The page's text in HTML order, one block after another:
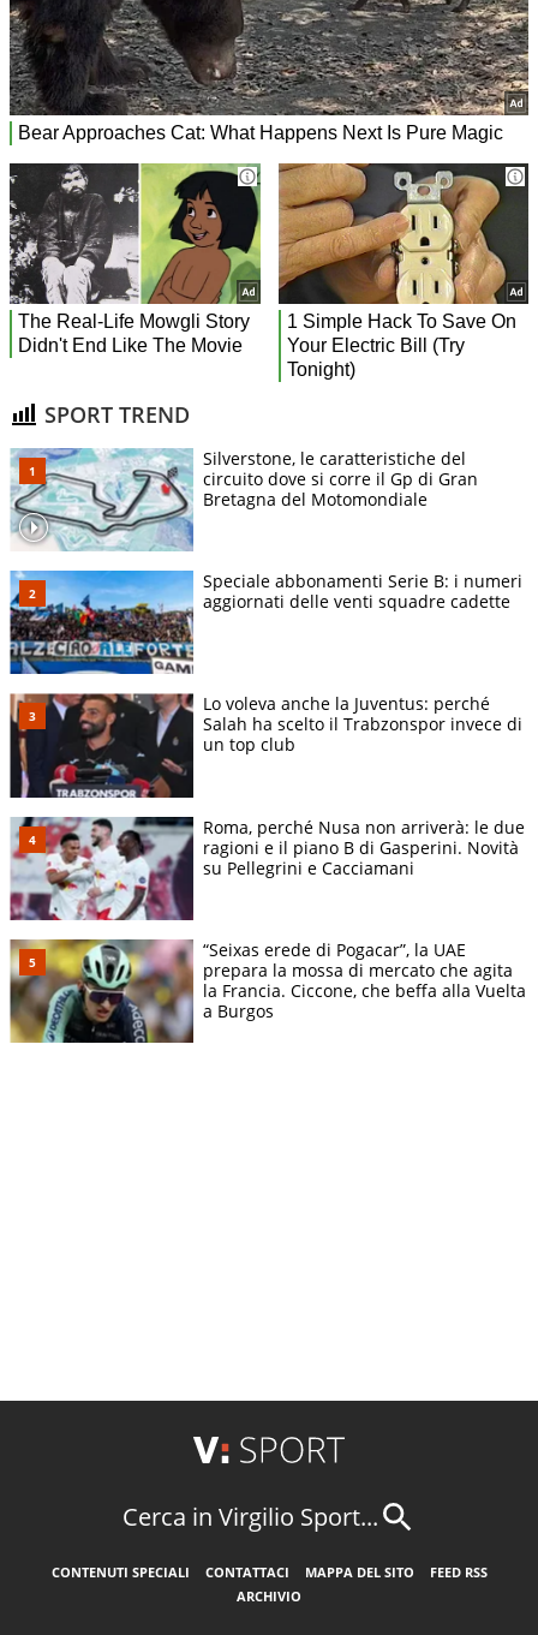
SPORT TREND
Silverstone, le caratteristiche del
circuito dove si corre il Gp di Gran
Bretagna del Motomondiale
Speciale abbonamenti Serie B: i numeri
aggiornati delle venti squadre cadette
Lo voleva anche la Juventus: perché
Salah ha scelto il Trabzonspor invece di
un top club
Roma, perché Nusa non arriverà: le due
ragioni e il piano B di Gasperini. Novità
su Pellegrini e Cacciamani
“Seixas erede di Pogacar”, la UAE
prepara la mossa di mercato che agita
la Francia. Ciccone, che beffa alla Vuelta
a Burgos
Cerca in Virgilio Sport...
CONTENUTI SPECIALI CONTATTACI MAPPA DEL SITO
FEED RSS
ARCHIVIO